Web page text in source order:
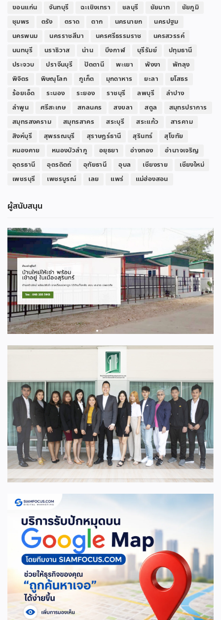
ขอนแก่น
จันทบุรี ฉะเชิงเทรา ชลบุรี ชัยนาท
ชัยภูมิ
ชุมพร
ตรัง ตราด ตาก นครนายก
นครปฐม
นครพนม
นครราชสีมา นครศรีธรรมราช
นครสวรรค์
นนทบุรี
นราธิวาส น่าน บึงกาฬ บุรีรัมย์
ปทุมธานี
ประจวบ
ปราจีนบุรี ปัตตานี พะเยา พังงา
พัทลุง
พิจิตร
พิษณุโลก ภูเก็ต มุกดาหาร ยะลา
ยโสธร
ร้อยเอ็ด
ระนอง ระยอง ราชบุรี ลพบุรี
ลำปาง
ลำพูน
ศรีสะเกษ สกลนคร สงขลา สตูล
สมุทรปราการ
สมุทรสงคราม
สมุทรสาคร สระบุรี สระแก้ว
สารคาม
สิงห์บุรี
สุพรรณบุรี สุราษฎร์ธานี สุรินทร์
สุโขทัย
หนองคาย
หนองบัวลำภู อยุธยา อ่างทอง
อำนาจเจริญ
อุดรธานี
อุตรดิตถ์ อุทัยธานี อุบล เชียงราย
เชียงใหม่
เพชรบุรี
เพชรบูรณ์ เลย แพร่ แม่ฮ่องสอน
ผู้สนับสนุน